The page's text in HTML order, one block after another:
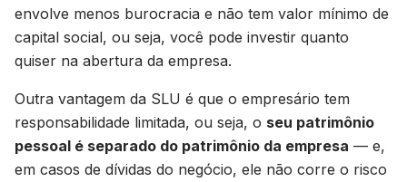
envolve menos burocracia e não tem valor mínimo de
capital social, ou seja, você pode investir quanto
quiser na abertura da empresa.
Outra vantagem da SLU é que o empresário tem
responsabilidade limitada, ou seja, o seu patrimônio
pessoal é separado do patrimônio da empresa — e,
em casos de dívidas do negócio, ele não corre o risco